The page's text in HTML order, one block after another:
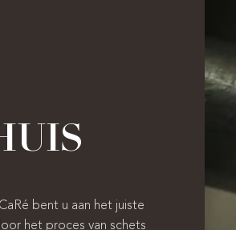
bent u aan het juiste
het proces van schets